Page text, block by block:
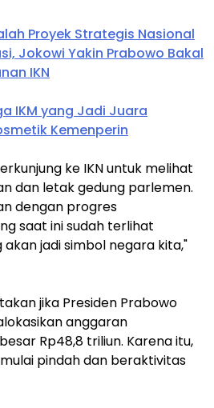
Proyek Strategis Nasional
Jokowi Yakin Prabowo Bakal
IKN
IKM yang Jadi Juara
Kemenperin
ke IKN untuk melihat
dan letak gedung parlemen.
dengan progres
saat ini sudah terlihat
jadi simbol negara kita,"
jika Presiden Prabowo
anggaran
Rp48,8 triliun. Karena itu,
pindah dan beraktivitas